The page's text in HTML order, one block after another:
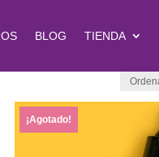
BLOG TIENDA
¡Agotado!